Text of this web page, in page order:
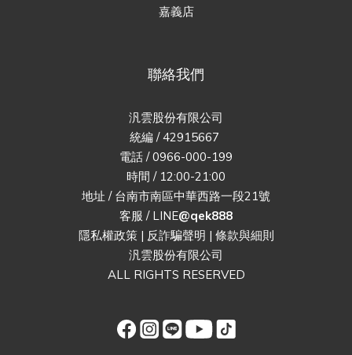
嘉義店
聯絡我們
汎雲股份有限公司
統編 / 42915667
電話 / 0966-000-199
時間 / 12:00-21:00
地址 / 台南市南區中華西路一段21號
客服 / LINE@qek888
隱私權政策| 反詐騙聲明 | 條款與細則
汎雲股份有限公司
ALL RIGHTS RESERVED